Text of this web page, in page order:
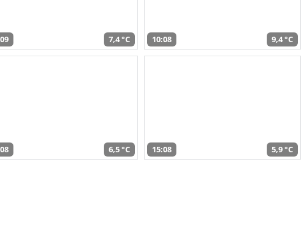
7,4 °C 10:08 9,4 °C
6,5 °C 15:08 5,9 °C